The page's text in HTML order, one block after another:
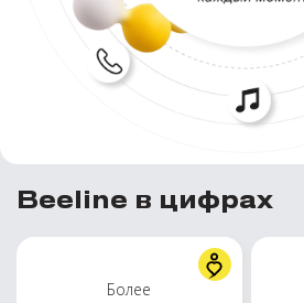
Beeline в цифрах
Более